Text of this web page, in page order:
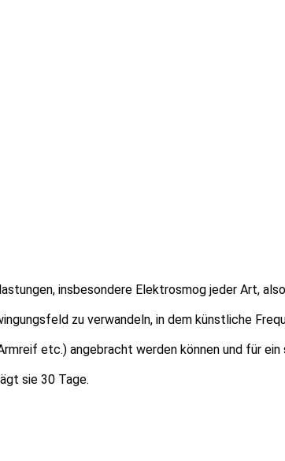
insbesondere Elektrosmog jeder Art,
zu verwandeln, in dem künstliche
etc.) angebracht werden können und für
sie 30 Tage.